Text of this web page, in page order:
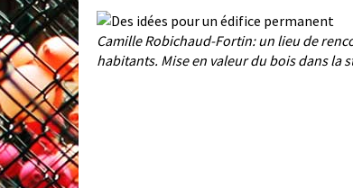
Camille Robichaud-Fortin: un lieu de
habitants. Mise en valeur du bois dans la